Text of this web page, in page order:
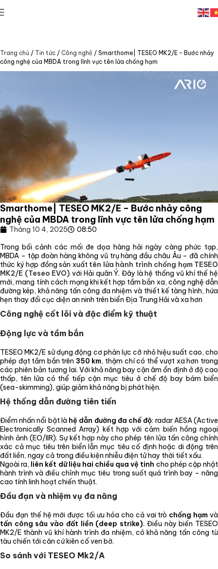
Trang chủ / Tin tức / Công nghệ / Smarthome| TESEO MK2/E – Bước nhảy
công nghệ của MBDA trong lĩnh vực tên lửa chống hạm
Smarthome| TESEO MK2/E – Bước nhảy công
nghệ của MBDA trong lĩnh vực tên lửa chống hạm
Tháng 10 4, 2025
08:50
Trong bối cảnh các mối đe dọa hàng hải ngày càng phức tạp,
MBDA – tập đoàn hàng không vũ trụ hàng đầu châu Âu – đã chính
thức ký hợp đồng sản xuấttên lửa hành trình chống hạm TESEO
MK2/E (Teseo EVO) với Hải quân Ý. Đây là hệ thống vũ khí thế hệ
mới, mang tính cách mạng khi kết hợp tầm bắn xa, công nghệ dẫn
đường kép, khả năng tấn công đa nhiệm và thiết kế tàng hình, hứa
hẹn thay đổi cục diện an ninh trên biển Địa Trung Hải và xa hơn
Công nghệ cốt lõi và đặc điểm kỹ thuật
Động lực và tầm bắn
TESEO MK2/E sử dụng động cơ phản lực cỡ nhỏ hiệu suất cao, cho
phép đạt tầm bắn trên 350 km, thậm chí có thể vượt xa hơn trong
các phiên bản tương lai. Với khả năng bay cận âm ổn định ở độ cao
thấp, tên lửa có thể tiếp cận mục tiêu ở chế độ bay bám biển
(sea-skimming), giúp giảm khả năng bị phát hiện.
Hệ thống dẫn đường tiên tiến
Điểm nhấn nổi bật là hệ dẫn đường đa chế độ: radar AESA (Active
Electronically Scanned Array) kết hợp với cảm biến hồng ngoại
hình ảnh (EO/IIR). Sự kết hợp này cho phép tên lửa tấn công chính
xác cả mục tiêu trên biển lẫn mục tiêu cố định hoặc di động trên
đất liền, ngay cả trong điều kiện nhiễu điện tử hay thời tiết xấu.
Ngoài ra, liên kết dữ liệu hai chiều qua vệ tinh cho phép cập nhật
hành trình và điều chỉnh mục tiêu trong suốt quá trình bay – nâng
cao tính linh hoạt chiến thuật.
Đầu đạn và nhiệm vụ đa năng
Đầu đạn thế hệ mới được tối ưu hóa cho cả vai trò chống hạm và
tấn công sâu vào đất liền (deep strike). Điều này biến TESEO
MK2/E thành vũ khí hành trình đa nhiệm, có khả năng tấn công từ
tàu chiến tới căn cứ kiên cố ven bờ.
So sánh với TESEO Mk2/A